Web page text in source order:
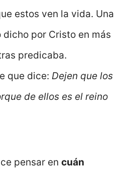
estos ven la vida. Una
por Cristo en más
predicaba.
que dice: Dejen que los
de ellos es el reino
pensar en cuán